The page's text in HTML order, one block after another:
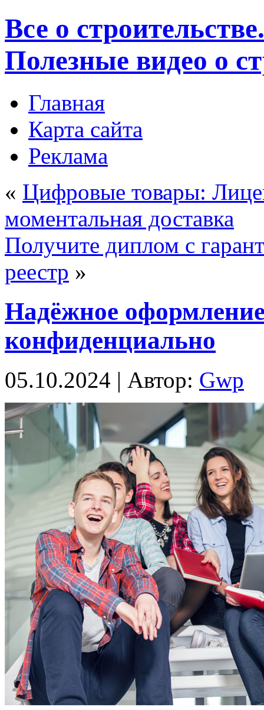
Все о
Полезные видео о
Главная
Карта сайта
Реклама
« Цифровые товары:
моментальная доставка
Получите диплом с
реестр »
Надёжное
конфиденциально
05.10.2024 | Автор: Gwp